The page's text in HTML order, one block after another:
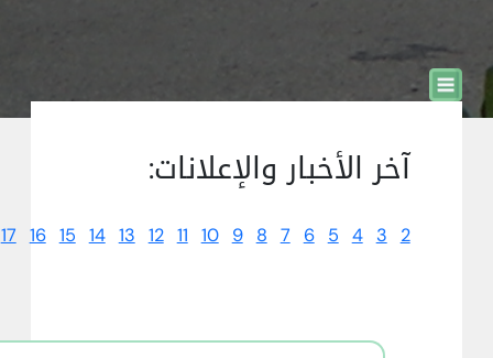
آخر الأخبار والإعلانات:
2
3
4
5
6
7
8
9
10
11
12
13
14
15
16
17